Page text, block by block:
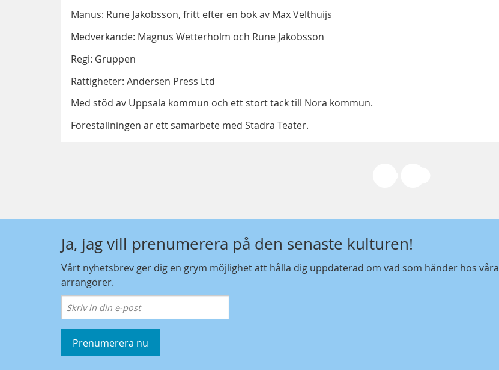
Manus: Rune Jakobsson, fritt efter en bok av Max Velthuijs
Medverkande: Magnus Wetterholm och Rune Jakobsson
Regi: Gruppen
Rättigheter: Andersen Press Ltd
Med stöd av Uppsala kommun och ett stort tack till Nora kommun.
Föreställningen är ett samarbete med Stadra Teater.
Ja, jag vill prenumerera på den senaste kulturen!
Vårt nyhetsbrev ger dig en grym möjlighet att hålla dig uppdaterad om vad som händer hos våra
arrangörer.
Prenumerera nu